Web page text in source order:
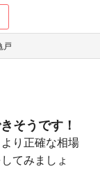
戸
そうです！
り正確な相場
てみましょ